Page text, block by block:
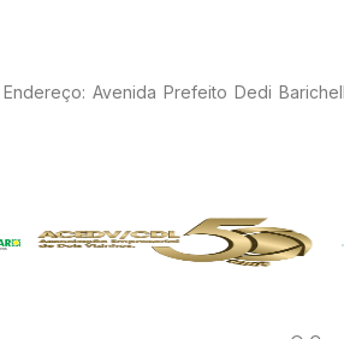
Endereço: Avenida Prefeito Dedi